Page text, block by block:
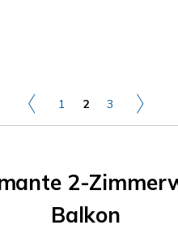
1 2 3
2-
Balkon